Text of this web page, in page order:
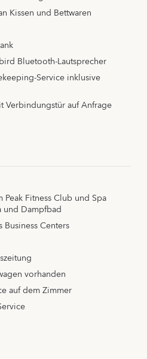
Kissen und Bettwaren
Bluetooth-Lautsprecher
Service inklusive
auf Anfrage
Fitness Club und Spa
und Dampfbad
Centers
vorhanden
auf dem Zimmer